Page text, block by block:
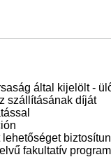
által kijelölt -
szállításának díját
fakultatív